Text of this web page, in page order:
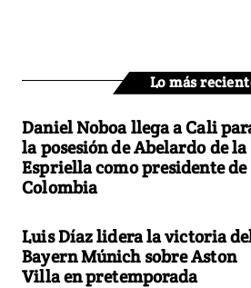
Lo más
Daniel Noboa llega a Cali
la posesión de Abelardo de la
Espriella como presidente de
Colombia
Luis Díaz lidera la victoria
Bayern Múnich sobre Aston
Villa en pretemporada